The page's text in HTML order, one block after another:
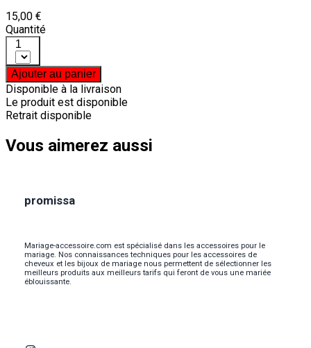
15,00 €
Quantité
1
Ajouter au panier
Disponible à la livraison
Le produit est disponible
Retrait disponible
Vous aimerez aussi
promissa
Mariage-accessoire.com est spécialisé dans les accessoires pour le
mariage. Nos connaissances techniques pour les accessoires de
cheveux et les bijoux de mariage nous permettent de sélectionner les
meilleurs produits aux meilleurs tarifs qui feront de vous une mariée
éblouissante.